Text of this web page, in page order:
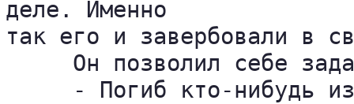
деле. Именно
так его и завербовали в
Он позволил себе
- Погиб кто-нибудь